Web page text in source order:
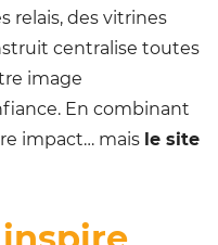
relais, des vitrines
centralise toutes
image
En combinant
impact… mais le site